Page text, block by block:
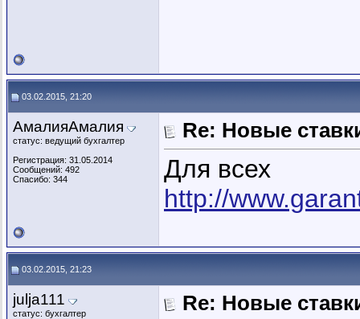
03.02.2015, 21:20
АмалияАмалия
статус: ведущий бухгалтер
Регистрация: 31.05.2014
Сообщений: 492
Спасибо: 344
Re: Новые
Для всех
http://
03.02.2015, 21:23
julja111
статус: бухгалтер
Re: Новые